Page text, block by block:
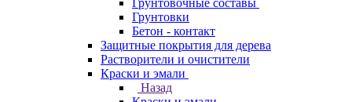
Грунтовочные составы
Грунтовки
Бетон - контакт
Защитные покрытия для дерева
Растворители и очистители
Краски и эмали
Назад